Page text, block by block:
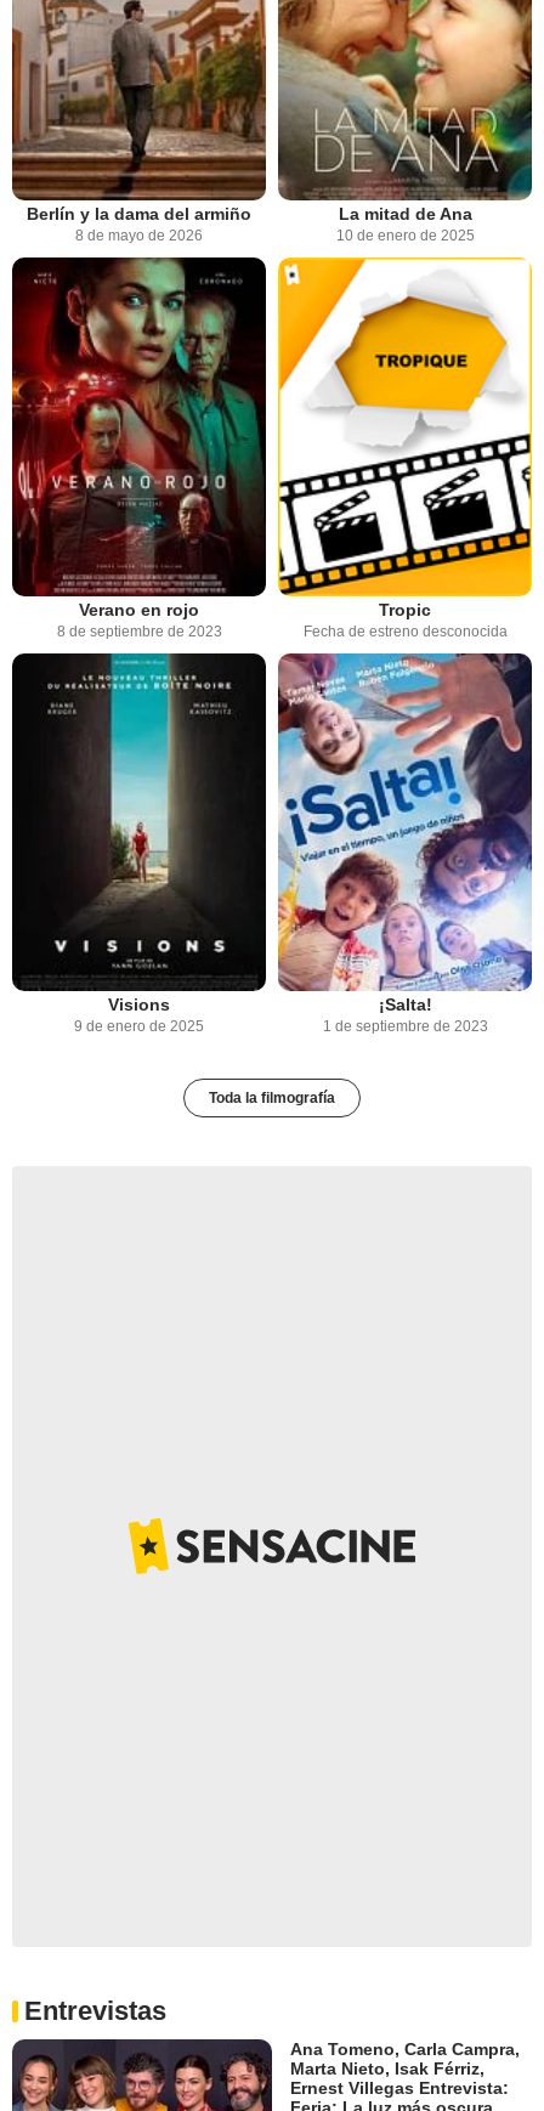
Berlín y la dama del armiño
8 de mayo de 2026
La mitad de Ana
10 de enero de 2025
Verano en rojo
8 de septiembre de 2023
Tropic
Fecha de estreno desconocida
Visions
9 de enero de 2025
¡Salta!
1 de septiembre de 2023
Toda la filmografía
Entrevistas
Ana Tomeno, Carla Campra,
Marta Nieto, Isak Férriz,
Ernest Villegas Entrevista: